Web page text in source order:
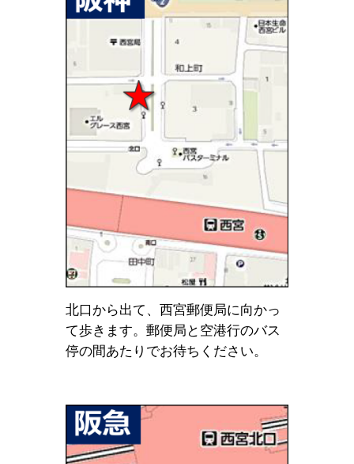
北口から出て、西宮郵便局に向かっ
て歩きます。郵便局と空港行のバス
停の間あたりでお待ちください。